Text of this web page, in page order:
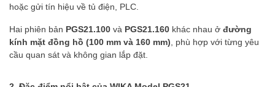
hoặc gửi tín hiệu về tủ điện, PLC.
Hai phiên bản PGS21.100 và PGS21.160 khác nhau ở đường
kính mặt đồng hồ (100 mm và 160 mm) , phù hợp với từng yêu
cầu quan sát và không gian lắp đặt.